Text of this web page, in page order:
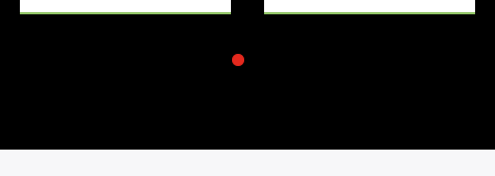
المصري 2026 مفاجئ بشأن